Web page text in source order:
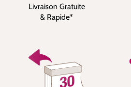
Livraison Gratuite
& Rapide*